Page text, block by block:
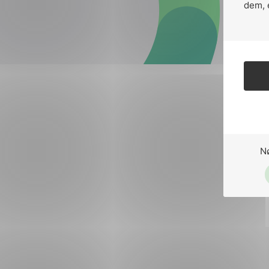
dem,
Forsvar og beredskap
Industri og automatisering
Lavspenning
Maritime elinstallasjoner